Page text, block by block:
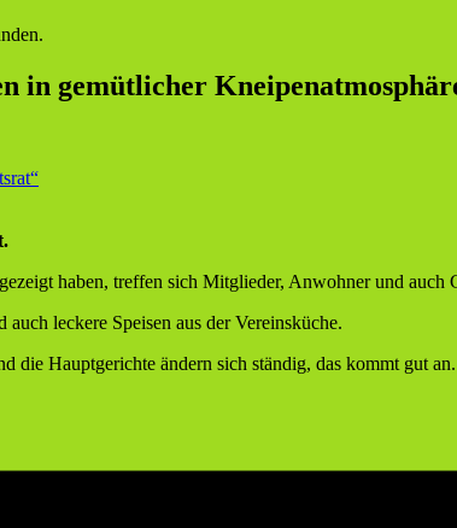
in gemütlicher
haben, treffen sich Mitglieder, Anwohner und
leckere Speisen aus der Vereinsküche.
die Hauptgerichte ändern sich ständig, das kommt gut an.